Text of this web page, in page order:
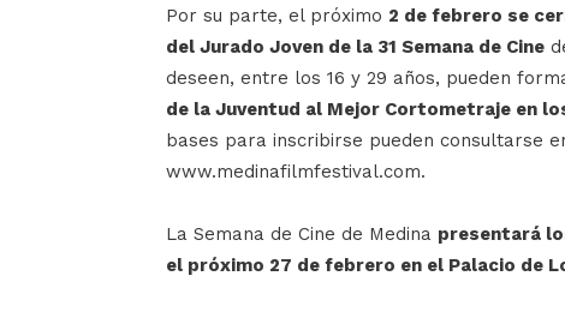
Por su parte, el próximo 2 de febrero se
del Jurado Joven de la 31 Semana de Cine
deseen, entre los 16 y 29 años, pueden
de la Juventud al Mejor Cortometraje en
bases para inscribirse pueden consultarse
www.medinafilmfestival.com.
La Semana de Cine de Medina presentará
el próximo 27 de febrero en el Palacio de